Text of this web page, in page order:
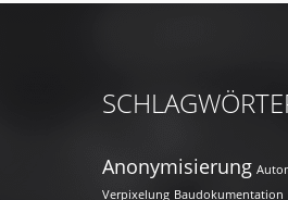
Anonymisierung
Verpixelung Baudokumentation